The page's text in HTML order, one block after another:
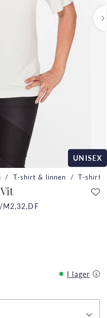
UNISEX
T-shirt & linnen T-shirt i
M2,32,DF
I lager